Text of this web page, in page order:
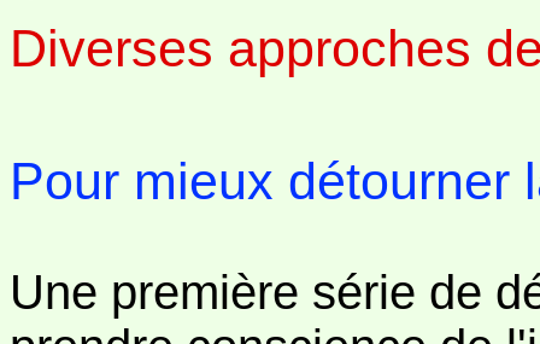
Diverses approches
Pour mieux détourner
Une première série de